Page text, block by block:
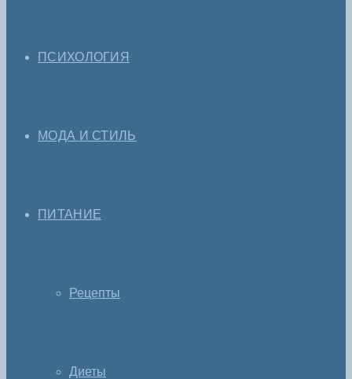
ПСИХОЛОГИЯ
МОДА И СТИЛЬ
ПИТАНИЕ
Рецепты
Диеты